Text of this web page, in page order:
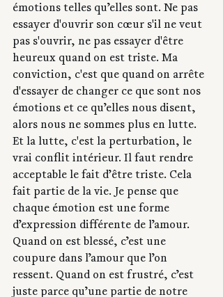
émotions telles qu’elles sont. Ne pas
essayer d'ouvrir son cœur s'il ne veut
pas s'ouvrir, ne pas essayer d'être
heureux quand on est triste. Ma
conviction, c'est que quand on arrête
d'essayer de changer ce que sont nos
émotions et ce qu’elles nous disent,
alors nous ne sommes plus en lutte.
Et la lutte, c'est la perturbation, le
vrai conflit intérieur. Il faut rendre
acceptable le fait d’être triste. Cela
fait partie de la vie. Je pense que
chaque émotion est une forme
d’expression différente de l’amour.
Quand on est blessé, c’est une
coupure dans l’amour que l’on
ressent. Quand on est frustré, c’est
juste parce qu’une partie de notre